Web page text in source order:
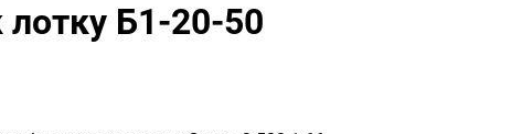
лотку Б1-20-50